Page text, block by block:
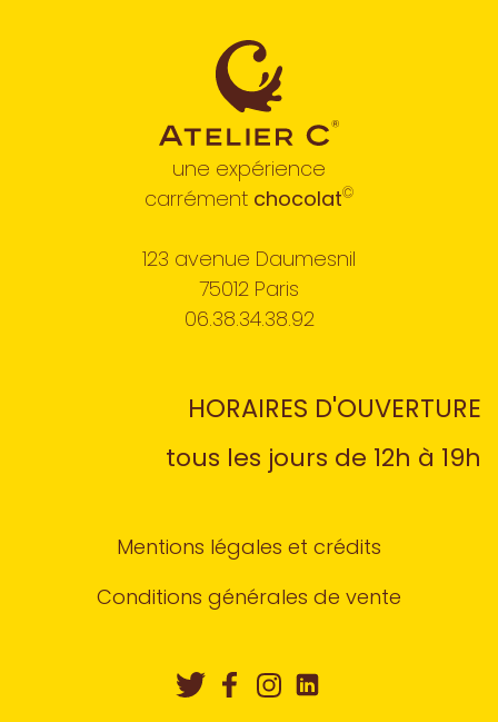
une expérience
carrément chocolat©
123 avenue Daumesnil
75012 Paris
06.38.34.38.92
HORAIRES D'OUVERTURE
tous les jours de 12h à 19h
Mentions légales et crédits
Conditions générales de vente